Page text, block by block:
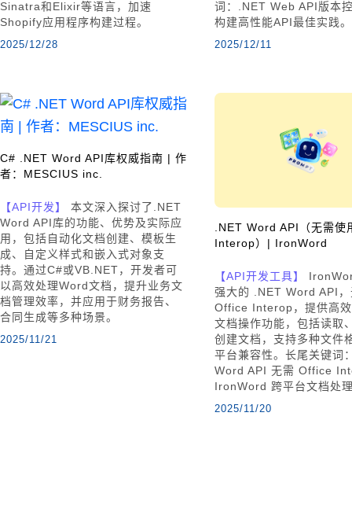
Sinatra和Elixir等语言，加速
Shopify应用程序构建过程。
2025/12/28
词：.NET Web API版本
构建高性能API最佳实践。
2025/12/11
C# .NET Word API库权威指南 | 作
者：MESCIUS inc.
【API开发】
本文深入探讨了.NET
Word API库的功能、优势及实际应
用，包括自动化文档创建、模板生
成、自定义样式和嵌入式对象支
持。通过C#或VB.NET，开发者可
以高效处理Word文档，提升业务文
档管理效率，并应用于财务报告、
合同生成等多种场景。
2025/11/21
.NET Word API（无需使
Interop）| IronWord
【API开发工具】
强大的 .NET Word API
Office Interop，提供高
文档操作功能，包括读取
创建文档，支持多种文件
平台兼容性。长尾关键词
Word API 无需 Office
IronWord 跨平台文档处
2025/11/20